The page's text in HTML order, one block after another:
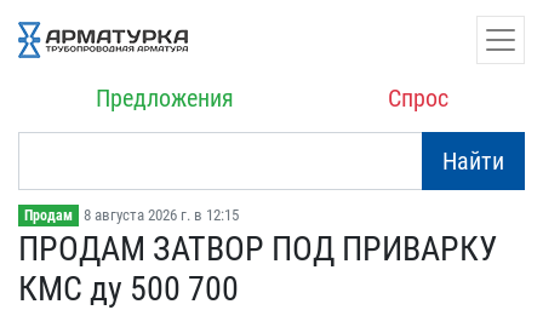
Предложения Спрос
Найти
Продам 8 августа 2026 г. в 12:15
ПРОДАМ ЗАТВОР ПОД ПРИВАР​КУ
КМС ду 500 700